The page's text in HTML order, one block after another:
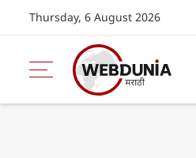
Thursday, 6 August 2026